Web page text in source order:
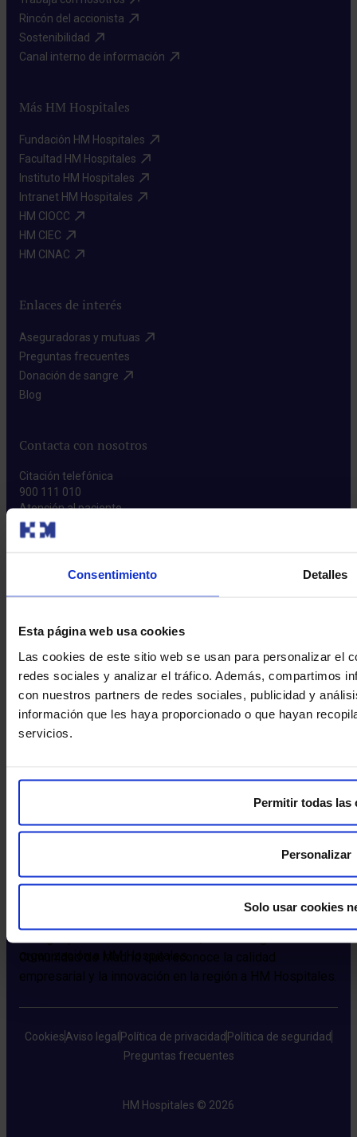
Consentimiento Detalles
Esta página web usa cookies
Las cookies de este sitio web se usan para personalizar el
redes sociales y analizar el tráfico. Además, compartimos
con nuestros partners de redes sociales, publicidad y
información que les haya proporcionado o que hayan
servicios.
Permitir todas las
Personalizar
Solo usar cookies
Rincón del accionista​
Sostenibilidad​
Canal interno de información​
Más HM Hospitales
Fundación HM Hospitales​
Facultad HM Hospitales​
Instituto HM Hospitales​
Intranet HM Hospitales​
HM CIOCC​
HM CIEC​
HM CINAC​
Enlaces de interés
Aseguradoras y mutuas​
Preguntas frecuentes​
Donación de sangre​
Blog​
Contacta con nosotros
Citación telefónica
900 111 010
Atención al paciente
800 088 050
Descarga nuestra app
CookiesAviso legal Política de privacidad Política de seguridad
Preguntas frecuentes
HM Hospitales © 2026